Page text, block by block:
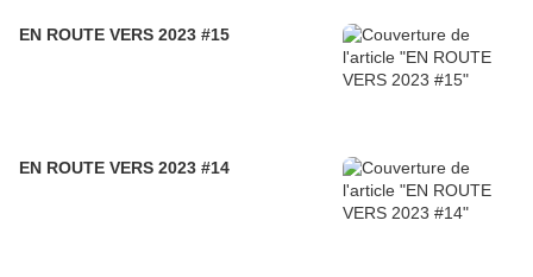
EN ROUTE VERS 2023 #15
EN ROUTE VERS 2023 #14